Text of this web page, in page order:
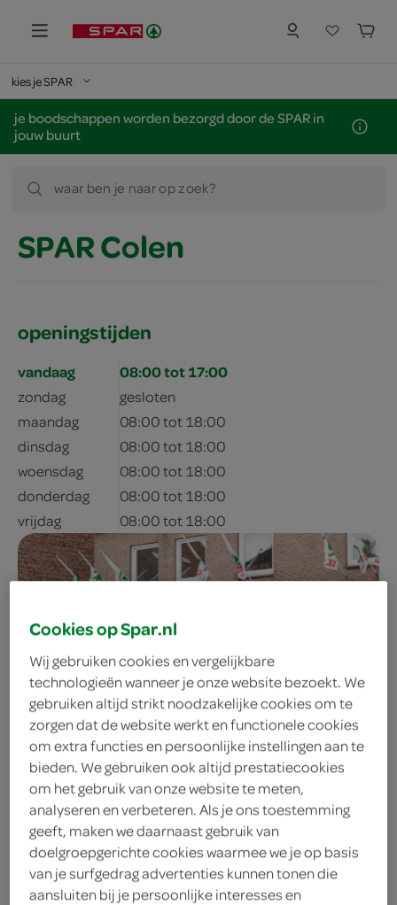
kies je SPAR
je boodschappen worden bezorgd door de SPAR in
jouw buurt
waar ben je naar op zoek?
SPAR Colen
openingstijden
vandaag 08:00 tot 17:00
zondag
gesloten
maandag
08:00 tot 18:00
dinsdag
08:00 tot 18:00
woensdag
08:00 tot 18:00
donderdag
08:00 tot 18:00
vrijdag
08:00 tot 18:00
adres & contactgegevens
043-4571343
sparcolen@hotmail.com
Dalestraat 23 6262 NP Banholt
plan je route
bekijk meer vestigingen
Cookies op Spar.nl
Wij gebruiken cookies en vergelijkbare
technologieën wanneer je onze website bezoekt. We
gebruiken altijd strikt noodzakelijke cookies om te
zorgen dat de website werkt en functionele cookies
om extra functies en persoonlijke instellingen aan te
bieden. We gebruiken ook altijd prestatiecookies
om het gebruik van onze website te meten,
analyseren en verbeteren. Als je ons toestemming
geeft, maken we daarnaast gebruik van
doelgroepgerichte cookies waarmee we je op basis
van je surfgedrag advertenties kunnen tonen die
aansluiten bij je persoonlijke interesses en